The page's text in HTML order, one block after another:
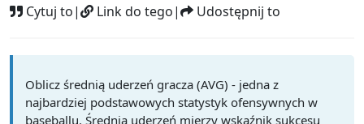
Cytuj to| Link do tego| Udostępnij to
Oblicz średnią uderzeń gracza (AVG) - jedna z
najbardziej podstawowych statystyk ofensywnych w
baseballu. Średnia uderzeń mierzy wskaźnik sukcesu